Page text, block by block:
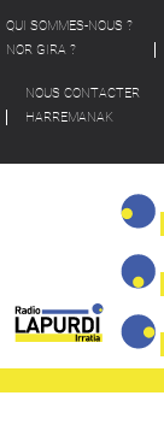
QUI SOMMES-NOUS ?
NOR GIRA ?
NOUS CONTACTER
HARREMANAK